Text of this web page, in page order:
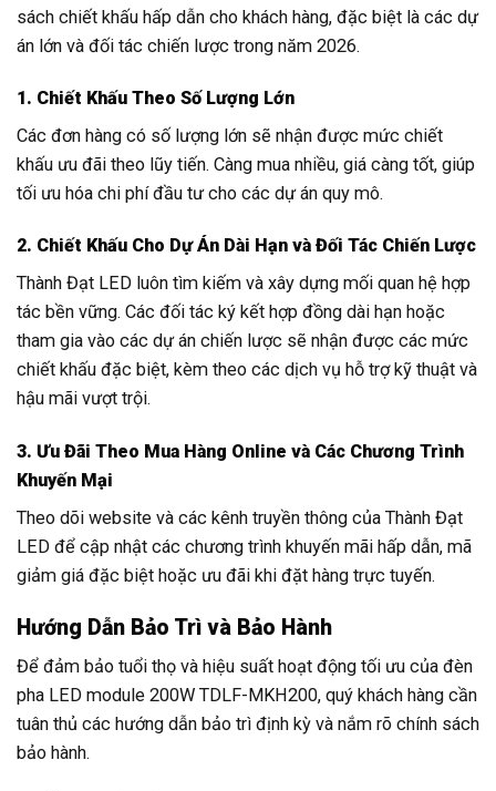
sách chiết khấu hấp dẫn cho khách hàng, đặc biệt là các dự
án lớn và đối tác chiến lược trong năm 2026.
1. Chiết Khấu Theo Số Lượng Lớn
Các đơn hàng có số lượng lớn sẽ nhận được mức chiết
khấu ưu đãi theo lũy tiến. Càng mua nhiều, giá càng tốt, giúp
tối ưu hóa chi phí đầu tư cho các dự án quy mô.
2. Chiết Khấu Cho Dự Án Dài Hạn và Đối Tác Chiến Lược
Thành Đạt LED luôn tìm kiếm và xây dựng mối quan hệ hợp
tác bền vững. Các đối tác ký kết hợp đồng dài hạn hoặc
tham gia vào các dự án chiến lược sẽ nhận được các mức
chiết khấu đặc biệt, kèm theo các dịch vụ hỗ trợ kỹ thuật và
hậu mãi vượt trội.
3. Ưu Đãi Theo Mua Hàng Online và Các Chương Trình
Khuyến Mại
Theo dõi website và các kênh truyền thông của Thành Đạt
LED để cập nhật các chương trình khuyến mãi hấp dẫn, mã
giảm giá đặc biệt hoặc ưu đãi khi đặt hàng trực tuyến.
Hướng Dẫn Bảo Trì và Bảo Hành
Để đảm bảo tuổi thọ và hiệu suất hoạt động tối ưu của đèn
pha LED module 200W TDLF-MKH200, quý khách hàng cần
tuân thủ các hướng dẫn bảo trì định kỳ và nắm rõ chính sách
bảo hành.